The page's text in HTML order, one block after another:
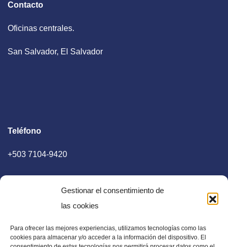
Gestionar el consentimiento de
las cookies
Para ofrecer las mejores experiencias, utilizamos tecnologías como las
cookies para almacenar y/o acceder a la información del dispositivo. El
Contacto
Oficinas centrales.
San Salvador, El Salvador
Teléfono
+503 7104-9420
E-mail